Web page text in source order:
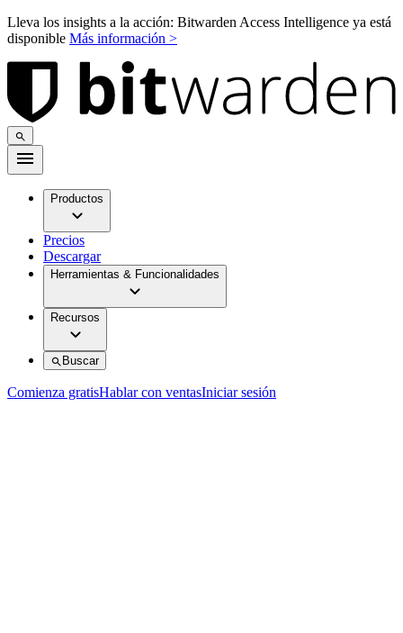
Lleva los insights a la acción: Bitwarden Access Intelligence ya está
disponible Más información >
Productos
Precios
Descargar
Herramientas & Funcionalidades
Recursos
Buscar
Comienza gratisHablar con ventasIniciar sesión